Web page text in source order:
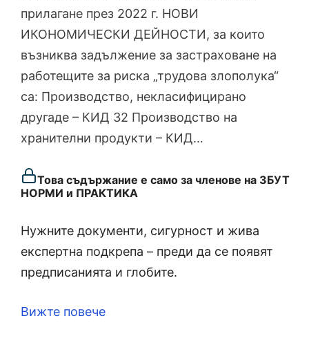
прилагане през 2022 г. НОВИ
ИКОНОМИЧЕСКИ ДЕЙНОСТИ, за които
възниква задължение за застраховане на
работещите за риска „трудова злополука“
са: Производство, некласифицирано
другаде – КИД 32 Производство на
хранителни продукти – КИД…
Това съдържание е само за членове на ЗБУТ
НОРМИ и ПРАКТИКА
Нужните документи, сигурност и жива
експертна подкрепа – преди да се появят
предписанията и глобите.
Вижте повече